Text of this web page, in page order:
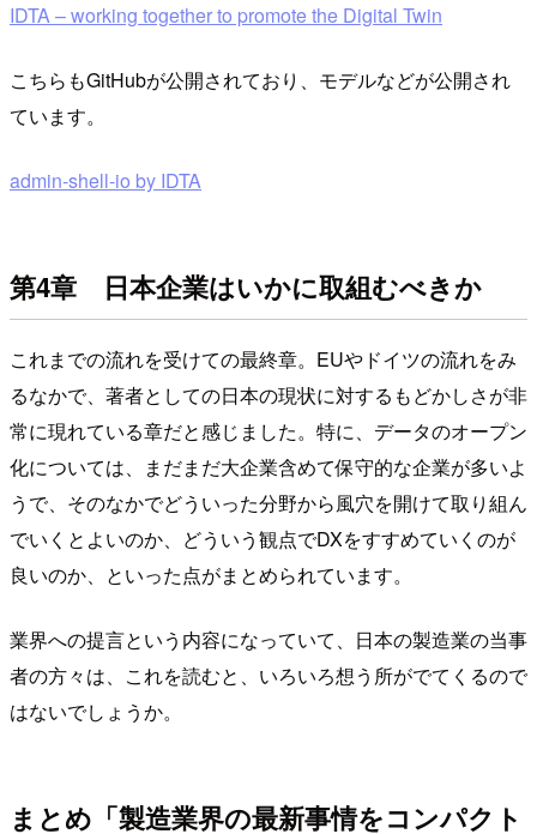
IDTA – working together to promote the Digital Twin
こちらもGitHubが公開されており、モデルなどが公開され
ています。
admin-shell-io by IDTA
第4章 日本企業はいかに取組むべきか
これまでの流れを受けての最終章。EUやドイツの流れをみ
るなかで、著者としての日本の現状に対するもどかしさが非
常に現れている章だと感じました。特に、データのオープン
化については、まだまだ大企業含めて保守的な企業が多いよ
うで、そのなかでどういった分野から風穴を開けて取り組ん
でいくとよいのか、どういう観点でDXをすすめていくのが
良いのか、といった点がまとめられています。
業界への提言という内容になっていて、日本の製造業の当事
者の方々は、これを読むと、いろいろ想う所がでてくるので
はないでしょうか。
まとめ「製造業界の最新事情をコンパクト